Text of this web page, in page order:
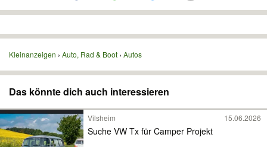
Kleinanzeigen Auto, Rad & Boot Autos
Das könnte dich auch interessieren
Vilsheim 15.06.2026
Suche VW Tx für Camper Projekt